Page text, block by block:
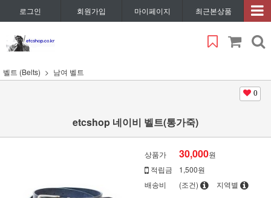
로그인 회원가입 마이페이지 최근본상품
벨트 (Belts) 남여 벨트
0
etcshop 네이비 벨트(통가죽)
상품가 30,000원
적립금
1,500원
배송비
(조건) 지역별